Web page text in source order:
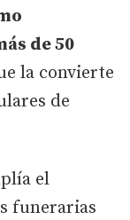
de 50
la convierte
de
el
funerarias